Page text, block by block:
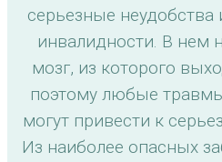
серьезные
инвалидности. В нем
мозг, из которого
поэтому любые
могут привести к
Из наиболее опасных